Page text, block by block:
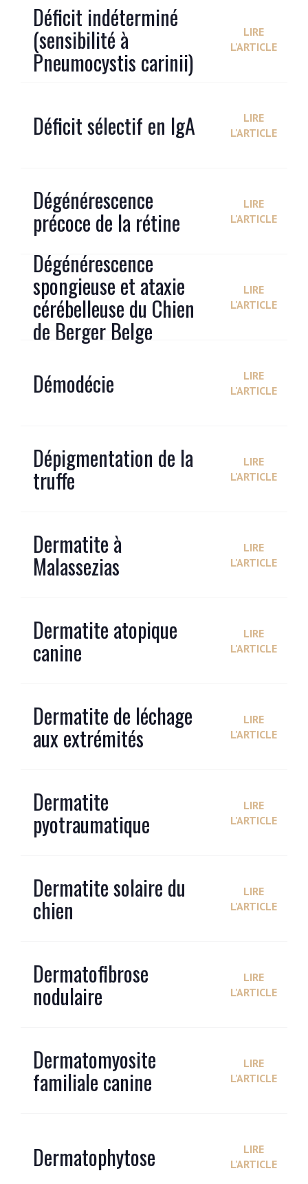
Déficit indéterminé
(sensibilité à
Pneumocystis carinii)
LIRE
L'ARTICLE
Déficit sélectif en IgA
LIRE
L'ARTICLE
Dégénérescence
précoce de la rétine
LIRE
L'ARTICLE
Dégénérescence
spongieuse et ataxie
cérébelleuse du Chien
de Berger Belge
LIRE
L'ARTICLE
Démodécie
LIRE
L'ARTICLE
Dépigmentation de la
truffe
LIRE
L'ARTICLE
Dermatite à
Malassezias
LIRE
L'ARTICLE
Dermatite atopique
canine
LIRE
L'ARTICLE
Dermatite de léchage
aux extrémités
LIRE
L'ARTICLE
Dermatite
pyotraumatique
LIRE
L'ARTICLE
Dermatite solaire du
chien
LIRE
L'ARTICLE
Dermatofibrose
nodulaire
LIRE
L'ARTICLE
Dermatomyosite
familiale canine
LIRE
L'ARTICLE
Dermatophytose
LIRE
L'ARTICLE